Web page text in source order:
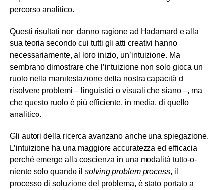
percorso analitico.
Questi risultati non danno ragione ad Hadamard e alla
sua teoria secondo cui tutti gli atti creativi hanno
necessariamente, al loro inizio, un’intuizione. Ma
sembrano dimostrare che l’intuizione non solo gioca un
ruolo nella manifestazione della nostra capacità di
risolvere problemi – linguistici o visuali che siano –, ma
che questo ruolo è più efficiente, in media, di quello
analitico.
Gli autori della ricerca avanzano anche una spiegazione.
L’intuizione ha una maggiore accuratezza ed efficacia
perché emerge alla coscienza in una modalità tutto-o-
niente solo quando il solving problem process, il
processo di soluzione del problema, è stato portato a